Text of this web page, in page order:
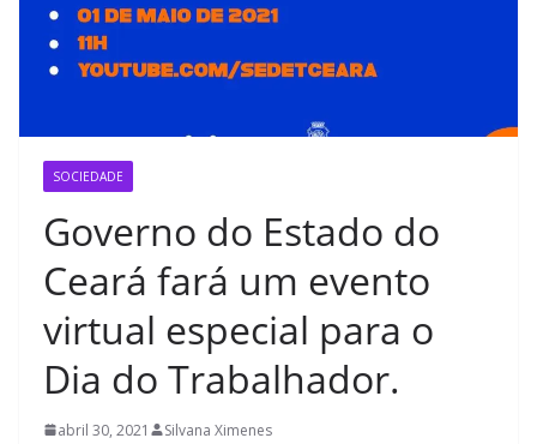
SOCIEDADE
Governo do Estado do
Ceará fará um evento
virtual especial para o
Dia do Trabalhador.
abril 30, 2021 Silvana Ximenes